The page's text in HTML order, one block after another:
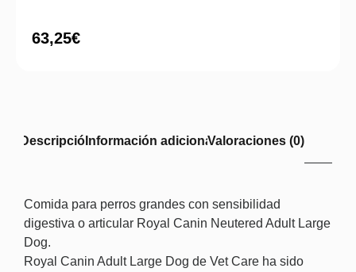
63,25€
DescripciónInformación adicionalValoraciones (0)
Comida para perros grandes con sensibilidad
digestiva o articular Royal Canin Neutered Adult Large
Dog.
Royal Canin Adult Large Dog de Vet Care ha sido